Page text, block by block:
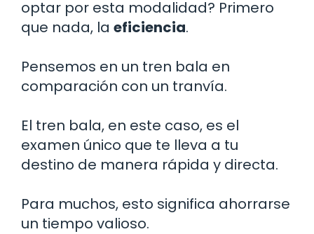
optar por esta modalidad? Primero
que nada, la eficiencia.
Pensemos en un tren bala en
comparación con un tranvía.
El tren bala, en este caso, es el
examen único que te lleva a tu
destino de manera rápida y directa.
Para muchos, esto significa ahorrarse
un tiempo valioso.